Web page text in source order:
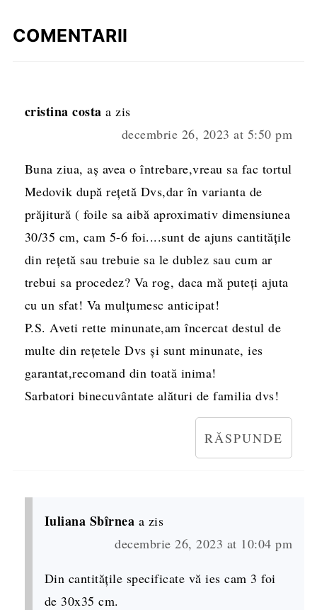
COMENTARII
cristina costa a zis
decembrie 26, 2023 at 5:50 pm
Buna ziua, aș avea o întrebare,vreau sa fac tortul
Medovik după rețetă Dvs,dar în varianta de
prăjitură ( foile sa aibă aproximativ dimensiunea
30/35 cm, cam 5-6 foi....sunt de ajuns cantitățile
din rețetă sau trebuie sa le dublez sau cum ar
trebui sa procedez? Va rog, daca mă puteți ajuta
cu un sfat! Va mulțumesc anticipat!
P.S. Aveti rette minunate,am încercat destul de
multe din rețetele Dvs și sunt minunate, ies
garantat,recomand din toată inima!
Sarbatori binecuvântate alături de familia dvs!
RĂSPUNDE
Iuliana Sbîrnea a zis
decembrie 26, 2023 at 10:04 pm
Din cantitățile specificate vă ies cam 3 foi
de 30x35 cm.